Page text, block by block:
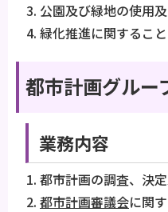
公園及び緑地の使用
緑化推進に関すること
都市計画グルー
業務内容
都市計画の調査、決
都市計画審議会に関